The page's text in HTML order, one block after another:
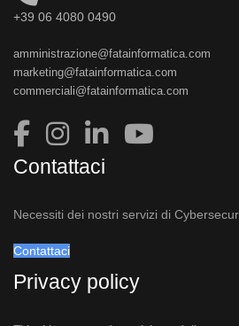
+39 06 4080 0490
amministrazione@fatainformatica.com
marketing@fatainformatica.com
commerciali@fatainformatica.com
Contattaci
Necessiti dei nostri servizi di
Contattaci
Privacy policy